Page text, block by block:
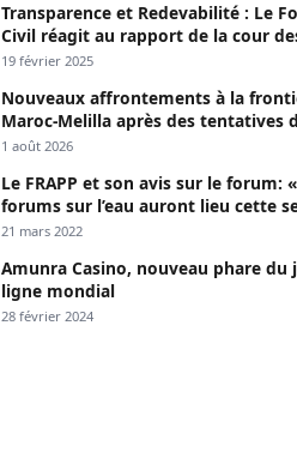
Transparence et Redevabilité : Le
Civil réagit au rapport de la cour
comptes
19 février 2025
Nouveaux affrontements à la
Maroc-Melilla après des tentatives
passage
1 août 2026
Le FRAPP et son avis sur le forum:
forums sur l’eau auront lieu cette
Dakar »
21 mars 2022
Amunra Casino, nouveau phare du
ligne mondial
28 février 2024